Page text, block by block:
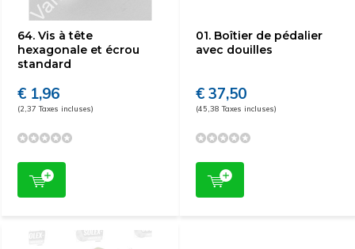
64. Vis à tête
hexagonale et écrou
standard
€ 1,96
(2,37 Taxes incluses)
01. Boîtier de pédalier
avec douilles
€ 37,50
(45,38 Taxes incluses)